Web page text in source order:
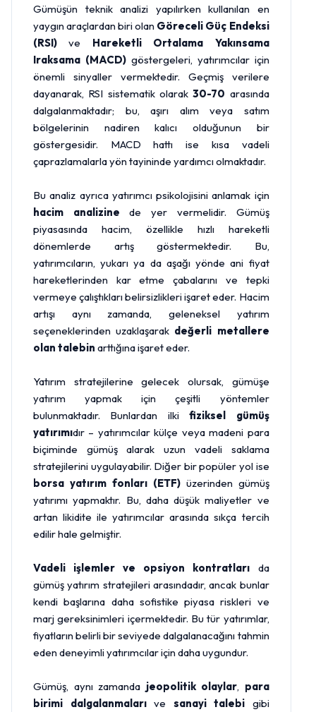
Gümüşün teknik analizi yapılırken kullanılan en
yaygın araçlardan biri olan Göreceli Güç Endeksi
(RSI) ve Hareketli Ortalama Yakınsama
Iraksama (MACD)göstergeleri, yatırımcılar için
önemli sinyaller vermektedir. Geçmiş verilere
dayanarak, RSI sistematik olarak30-70 arasında
dalgalanmaktadır; bu, aşırı alım veya satım
bölgelerinin nadiren kalıcı olduğunun bir
göstergesidir. MACD hattı ise kısa vadeli
çaprazlamalarla yön tayininde yardımcı olmaktadır.
Bu analiz ayrıca yatırımcı psikolojisini anlamak için
hacim analizine de yer vermelidir. Gümüş
piyasasında hacim, özellikle hızlı hareketli
dönemlerde artış göstermektedir. Bu,
yatırımcıların, yukarı ya da aşağı yönde ani fiyat
hareketlerinden kar etme çabalarını ve tepki
vermeye çalıştıkları belirsizlikleri işaret eder. Hacim
artışı aynı zamanda, geleneksel yatırım
seçeneklerinden uzaklaşarak değerli metallere
olan talebin arttığına işaret eder.
Yatırım stratejilerine gelecek olursak, gümüşe
yatırım yapmak için çeşitli yöntemler
bulunmaktadır. Bunlardan ilkifiziksel gümüş
yatırımıdır – yatırımcılar külçe veya madeni para
biçiminde gümüş alarak uzun vadeli saklama
stratejilerini uygulayabilir. Diğer bir popüler yol ise
borsa yatırım fonları (ETF)üzerinden gümüş
yatırımı yapmaktır. Bu, daha düşük maliyetler ve
artan likidite ile yatırımcılar arasında sıkça tercih
edilir hale gelmiştir.
Vadeli işlemler ve opsiyon kontratları da
gümüş yatırım stratejileri arasındadır, ancak bunlar
kendi başlarına daha sofistike piyasa riskleri ve
marj gereksinimleri içermektedir. Bu tür yatırımlar,
fiyatların belirli bir seviyede dalgalanacağını tahmin
eden deneyimli yatırımcılar için daha uygundur.
Gümüş, aynı zamanda jeopolitik olaylar, para
birimi dalgalanmalarıve sanayi talebi gibi